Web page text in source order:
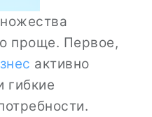
проще. Первое,
активно
гибкие